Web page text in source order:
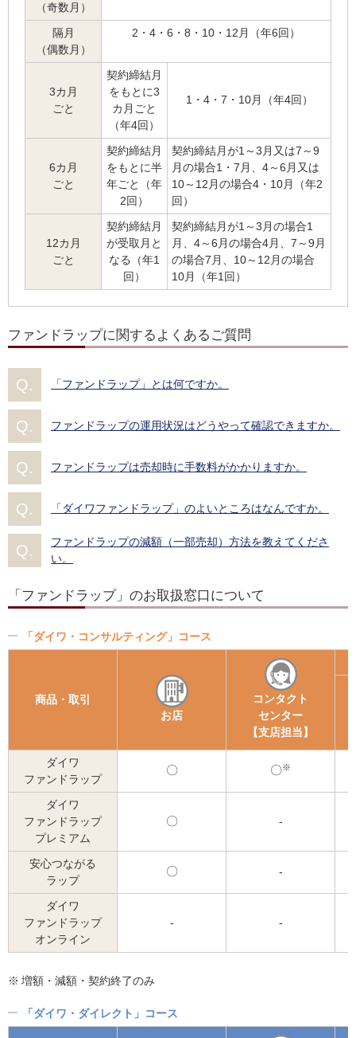
（奇数月）
隔月
（偶数月）
2・4・6・8・10・12月（年6回）
3カ月
ごと
契約締結月
をもとに3
カ月ごと
（年4回）
1・4・7・10月（年4回）
6カ月
ごと
契約締結月
をもとに半
年ごと（年
2回）
契約締結月が1～3月又は7～9
月の場合1・7月、 4～6月又は
10～12月の場合4・10月（年2
回）
12カ月
ごと
契約締結月
が受取月と
なる（年1
回）
契約締結月が1～3月の場合1
月、4～6月の場合4月、 7～9月
の場合7月、 10～12月の場合
10月（年1回）
ファンドラップに関するよくあるご質問
「ファンドラップ」とは何ですか。
ファンドラップの運用状況はどうやって確認できますか。
ファンドラップは売却時に手数料がかかりますか。
「ダイワファンドラップ」のよいところはなんですか。
ファンドラップの減額（一部売却）方法を教えてくださ
い。
「ファンドラップ」のお取扱窓口について
「ダイワ・コンサルティング」コース
商品・取引
お店
コンタクト
センター
【支店担当】
ダイワ
ファンドラップ
可
可※
ダイワ
ファンドラップ
プレミアム
可
-
安心つながる
ラップ
可
-
ダイワ
ファンドラップ
オンライン
- -
※ 増額・減額・契約終了のみ
「ダイワ・ダイレクト」コース